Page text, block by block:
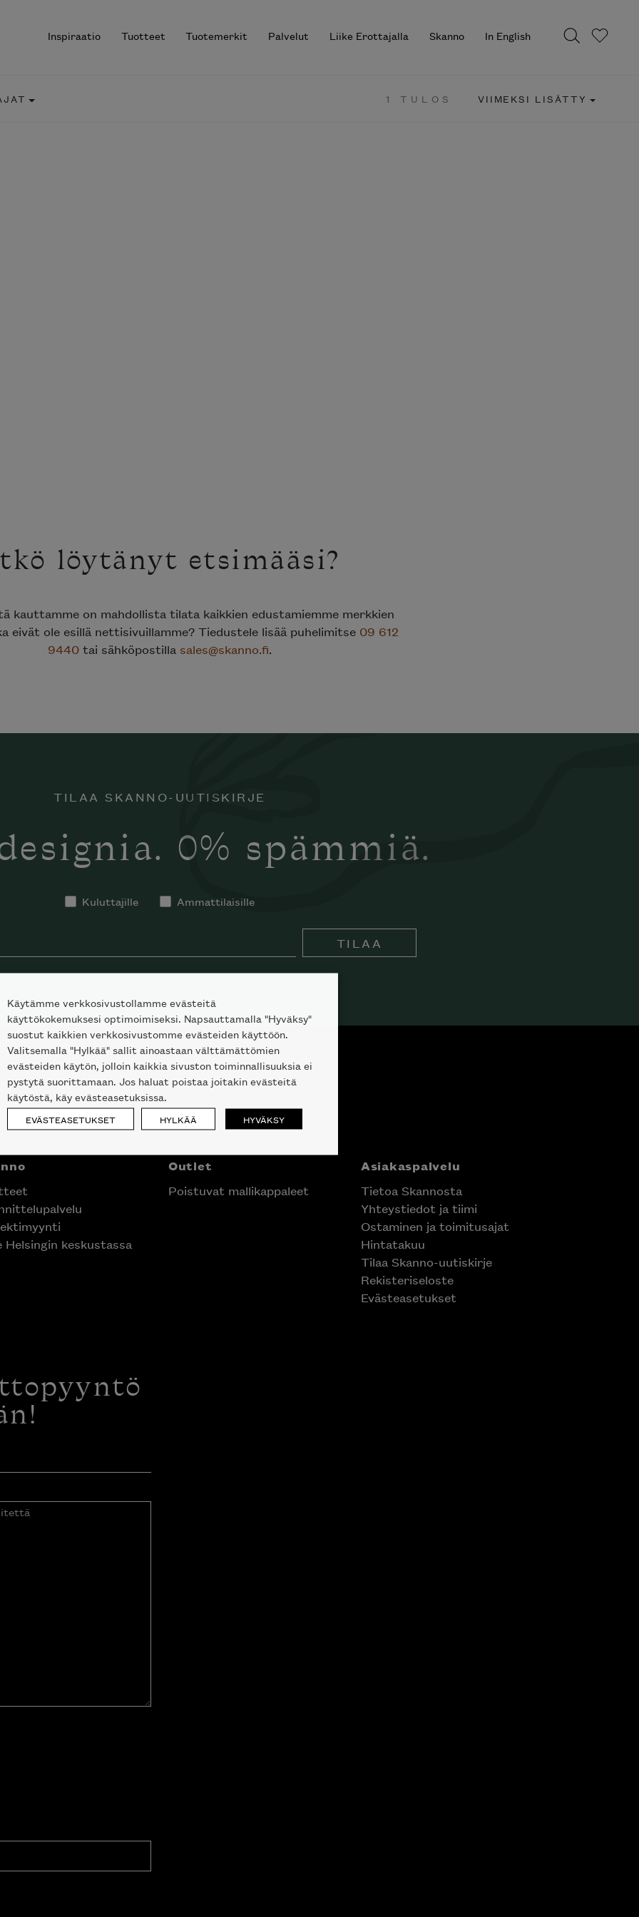
Inspiraatio Tuotteet Tuotemerkit Palvelut Liike Erottajalla Skanno In English
1 TULOS VIIMEKSI LISÄTTY
löytänyt etsimääsi?
kauttamme on mahdollista tilata kaikkien edustamiemme merkkien
eivät ole esillä nettisivuillamme? Tiedustele lisää puhelimitse 09 612
9440 tai sähköpostilla sales@skanno.fi.
TILAA SKANNO-UUTISKIRJE
0% spämmiä.
Kuluttajille Ammattilaisille
TILAA
Helsingin keskustassa
Outlet
Poistuvat mallikappaleet
Asiakaspalvelu
Tietoa Skannosta
Yhteystiedot ja tiimi
Ostaminen ja toimitusajat
Hintatakuu
Tilaa Skanno-uutiskirje
Rekisteriseloste
Evästeasetukset
Käytämme verkkosivustollamme evästeitä
käyttökokemuksesi optimoimiseksi. Napsauttamalla "Hyväksy"
suostut kaikkien verkkosivustomme evästeiden käyttöön.
Valitsemalla "Hylkää" sallit ainoastaan välttämättömien
evästeiden käytön, jolloin kaikkia sivuston toiminnallisuuksia ei
pystytä suorittamaan. Jos haluat poistaa joitakin evästeitä
käytöstä, käy evästeasetuksissa.
EVÄSTEASETUKSET HYLKÄÄ HYVÄKSY